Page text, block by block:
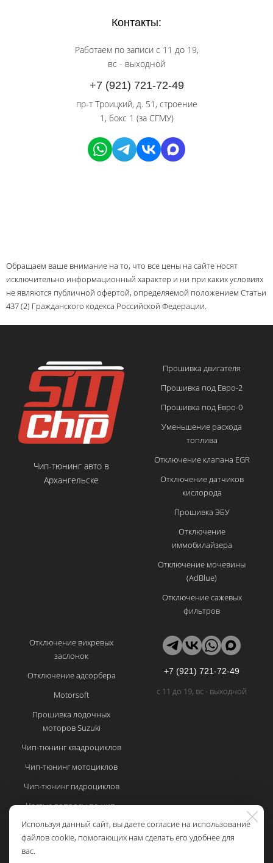
Контакты:
Работаем по записи с 11 до 19,
вс - выходной
+7 (921) 721-72-49
пр-т Троицкий, д. 51, строение
1, бокс 1 (за СГМУ)
Обращаем ваше внимание на то, что все цены на сайте носят
исключительно информационный характер и ни при каких условиях
не являются публичной офертой, определяемой положением Статьи
437 (2) Гражданского кодекса Российской Федерации.
Чип-тюнинг авто в
Архангельске
Прошивка двигателя
Прошивка под Евро-2
Прошивка под Евро-0
Уменьшение расхода
топлива
Отключение клапана EGR
Отключение датчиков
кислорода
Прошивка ЭБУ
Отключение
иммобилайзера
Отключение мочевины
(AdBlue)
Отключение сажевых
фильтров
Отключение вихревых
заслонок
Отключение адсорбера
Motorsoft
Прошивка лодочных
моторов Suzuki
Чип-тюнинг квадроциклов
Чип-тюнинг мотоциклов
Чип-тюнинг гидроциклов
Частые вопросы по чип-
Политика
конфиденциальности
+7 (921) 721-72-49
с 11 до 19, вс - выходной
Используя данный сайт, вы даете согласие на использование
файлов cookie, помогающих нам сделать его удобнее для
вас.